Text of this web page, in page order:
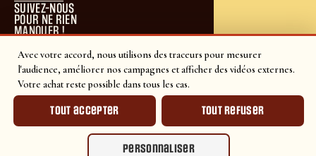
Avec votre accord, nous utilisons des traceurs pour mesurer
l'audience, améliorer nos campagnes et afficher des vidéos externes.
Votre achat reste possible dans tous les cas.
Tout accepter Tout refuser
Personnaliser
SUIVEZ-NOUS
POUR NE RIEN
MANQUER !